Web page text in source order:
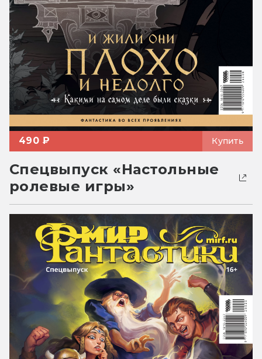
490 ₽ Купить
Спецвыпуск «Настольные
ролевые игры»